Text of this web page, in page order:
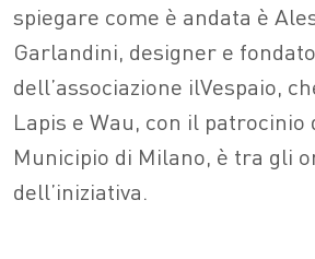
spiegare come è andata è
Garlandini, designer e
dell’associazione ilVespaio,
Lapis e Wau, con il patrocinio
Municipio di Milano, è tra gli
dell’iniziativa.